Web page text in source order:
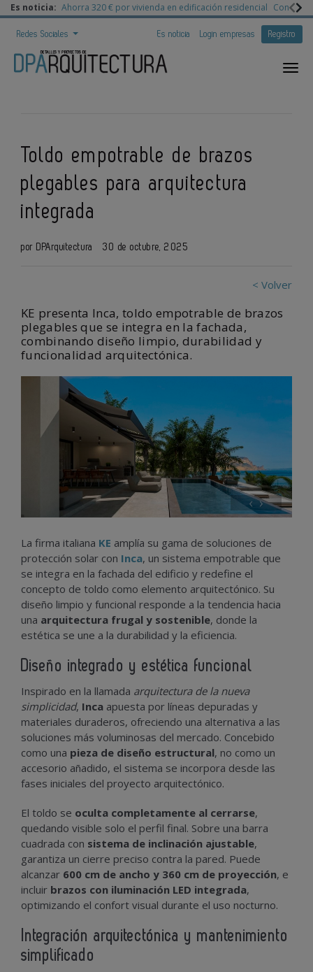
Es noticia: Ahorra 320 € por vivienda en edificación residencial
Redes Sociales Es noticia Login empresas Registro
Toldo empotrable de brazos
plegables para arquitectura
integrada
por DPArquitectura 30 de octubre, 2025
< Volver
KE presenta Inca, toldo empotrable de brazos
plegables que se integra en la fachada,
combinando diseño limpio, durabilidad y
funcionalidad arquitectónica.
‹ ›
La firma italiana KE amplía su gama de soluciones de
protección solar con Inca, un sistema empotrable que
se integra en la fachada del edificio y redefine el
concepto de toldo como elemento arquitectónico. Su
diseño limpio y funcional responde a la tendencia hacia
una arquitectura frugal y sostenible, donde la
estética se une a la durabilidad y la eficiencia.
Diseño integrado y estética funcional
Inspirado en la llamada arquitectura de la nueva
simplicidad, Inca apuesta por líneas depuradas y
materiales duraderos, ofreciendo una alternativa a las
soluciones más voluminosas del mercado. Concebido
como una pieza de diseño estructural, no como un
accesorio añadido, el sistema se incorpora desde las
fases iniciales del proyecto arquitectónico.
El toldo se oculta completamente al cerrarse,
quedando visible solo el perfil final. Sobre una barra
cuadrada con sistema de inclinación ajustable,
garantiza un cierre preciso contra la pared. Puede
alcanzar 600 cm de ancho y 360 cm de proyección, e
incluir brazos con iluminación LED integrada,
optimizando el confort visual durante el uso nocturno.
Integración arquitectónica y mantenimiento
simplificado